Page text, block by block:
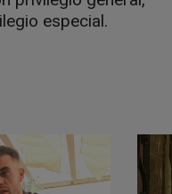
especial.